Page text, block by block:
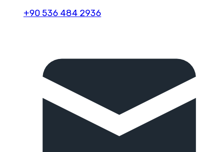
+90 536 484 2936